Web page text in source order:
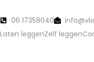
06 17358040
Laten leggenZelf leggen